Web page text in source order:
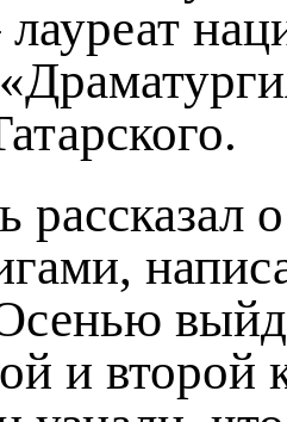
рассказал
и второй